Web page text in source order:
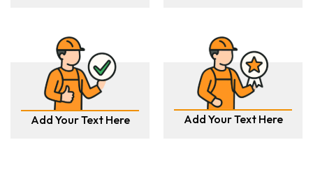
Add Your Text Here Add Your Text Here